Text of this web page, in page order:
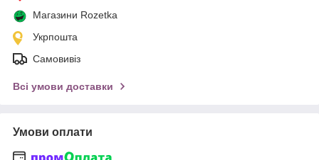
Магазини Rozetka
Укрпошта
Самовивіз
Всі умови доставки
Умови оплати